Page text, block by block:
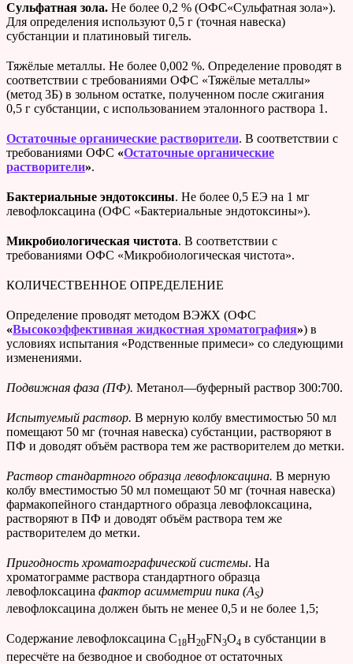
Сульфатная зола. Не более 0,2 % (ОФС«Сульфатная зола»).
Для определения используют 0,5 г (точная навеска)
субстанции и платиновый тигель.
Тяжёлые металлы. Не более 0,002 %. Определение проводят в
соответствии с требованиями ОФС «Тяжёлые металлы»
(метод 3Б) в зольном остатке, полученном после сжигания
0,5 г субстанции, с использованием эталонного раствора 1.
Остаточные органические растворители. В соответствии с
требованиями ОФС «Остаточные органические
растворители».
Бактериальные эндотоксины. Не более 0,5 ЕЭ на 1 мг
левофлоксацина (ОФС «Бактериальные эндотоксины»).
Микробиологическая чистота. В соответствии с
требованиями ОФС «Микробиологическая чистота».
КОЛИЧЕСТВЕННОЕ ОПРЕДЕЛЕНИЕ
Определение проводят методом ВЭЖХ (ОФС
«Высокоэффективная жидкостная хроматография») в
условиях испытания «Родственные примеси» со следующими
изменениями.
Подвижная фаза (ПФ). Метанол—буферный раствор 300:700.
Испытуемый раствор. В мерную колбу вместимостью 50 мл
помещают 50 мг (точная навеска) субстанции, растворяют в
ПФ и доводят объём раствора тем же растворителем до метки.
Раствор стандартного образца левофлоксацина. В мерную
колбу вместимостью 50 мл помещают 50 мг (точная навеска)
фармакопейного стандартного образца левофлоксацина,
растворяют в ПФ и доводят объём раствора тем же
растворителем до метки.
Пригодность хроматографической системы. На
хроматограмме раствора стандартного образца
левофлоксацина фактор асимметрии пика (AS)
левофлоксацина должен быть не менее 0,5 и не более 1,5;
Содержание левофлоксацина C18H20FN3O4 в субстанции в
пересчёте на безводное и свободное от остаточных